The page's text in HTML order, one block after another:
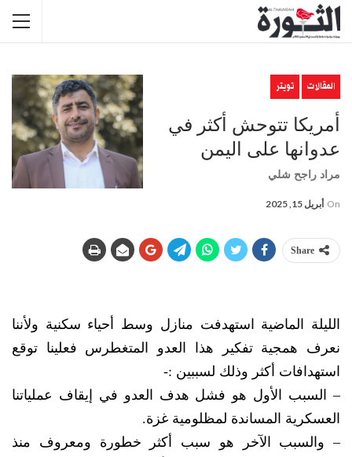
المقالات تويتر
أمريكا تتوحش أكثر في
عدوانها على اليمن
مراد راجح شلي
On أبريل 15, 2025
Share
الليلة الماضية استهدفت منازل وسط أحياء سكنية ولأننا
نعرف همجية تفكير هذا العدو المتغطرس فعلينا توقع
استهدافات أكثر وذلك لسببين :-
– السبب الأول هو فشل هدف العدو في إيقاف عملياتنا
العسكرية المساندة لمظلومية غزة.
– والسبب الآخر هو سبب أكثر خطورة ومعروف منذ